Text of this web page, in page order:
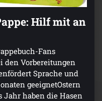
Hilf mit an
Fans
den Vorbereitungen
Sprache und
geeignetOstern
Jahr haben die Hasen